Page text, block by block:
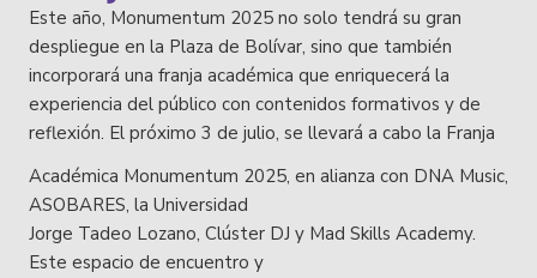
Este año, Monumentum 2025 no solo tendrá su gran
despliegue en la Plaza de Bolívar, sino que también
incorporará una franja académica que enriquecerá la
experiencia del público con contenidos formativos y de
reflexión. El próximo 3 de julio, se llevará a cabo la Franja
Académica Monumentum 2025, en alianza con DNA Music,
ASOBARES, la Universidad
Jorge Tadeo Lozano, Clúster DJ y Mad Skills Academy.
Este espacio de encuentro y